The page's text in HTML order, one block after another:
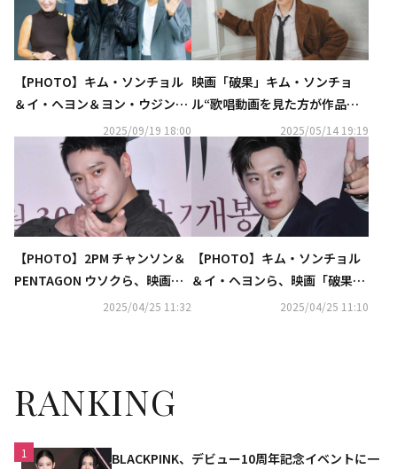
【PHOTO】キム・ソンチョル
＆イ・ヘヨン＆ヨン・ウジン、
映画「破果」オープントークに
2025/09/19 18:00
映画「破果」キム・ソンチョ
ル“歌唱動画を見た方が作品に
も興味を持ってくれたら嬉し
い”
2025/05/14 19:19
【PHOTO】2PM チャンソン＆
PENTAGON ウソクら、映画
「破果」VIP試写会に出席（動
2025/04/25 11:32
【PHOTO】キム・ソンチョル
＆イ・ヘヨンら、映画「破果」
VIP試写会に出席（動画あり）
2025/04/25 11:10
RANKING
1
BLACKPINK、デビュー10周年記念イベントに一